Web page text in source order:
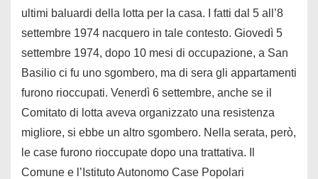
ultimi baluardi della lotta per la casa. I fatti dal 5 all’8
settembre 1974 nacquero in tale contesto. Giovedì 5
settembre 1974, dopo 10 mesi di occupazione, a San
Basilio ci fu uno sgombero, ma di sera gli appartamenti
furono rioccupati. Venerdì 6 settembre, anche se il
Comitato di lotta aveva organizzato una resistenza
migliore, si ebbe un altro sgombero. Nella serata, però,
le case furono rioccupate dopo una trattativa. Il
Comune e l’Istituto Autonomo Case Popolari